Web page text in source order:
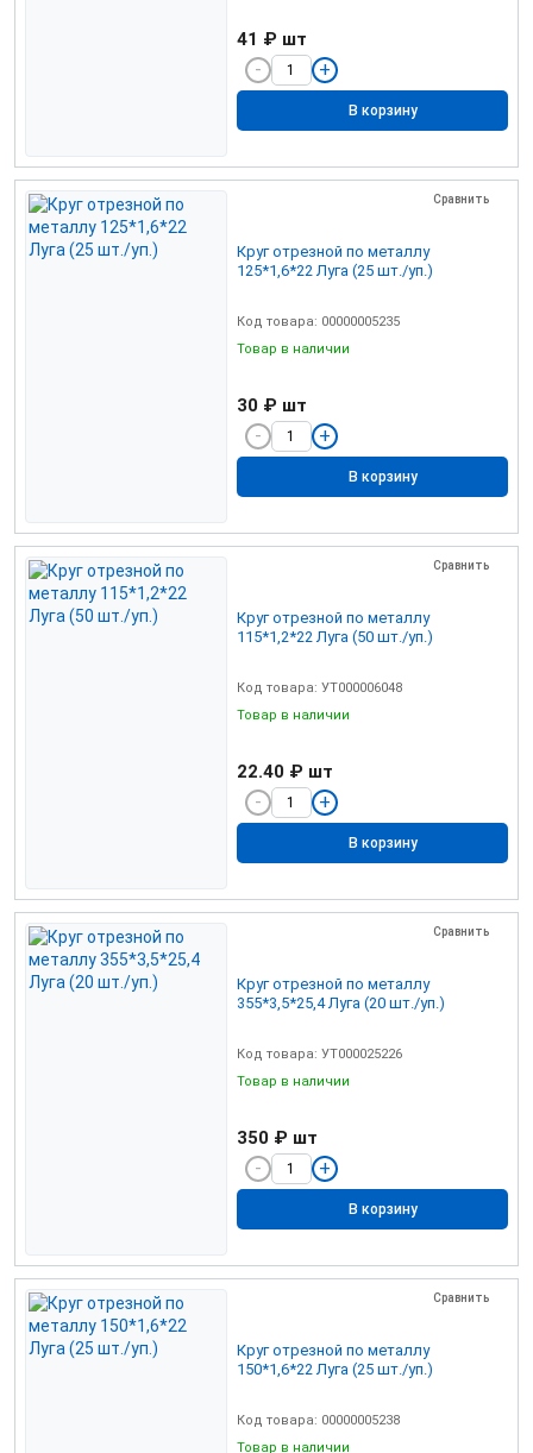
41 ₽ шт
В корзину
Сравнить
Круг отрезной по металлу
125*1,6*22 Луга (25 шт./уп.)
Код товара: 00000005235
Товар в наличии
30 ₽ шт
В корзину
Сравнить
Круг отрезной по металлу
115*1,2*22 Луга (50 шт./уп.)
Код товара: УТ000006048
Товар в наличии
22.40 ₽ шт
В корзину
Сравнить
Круг отрезной по металлу
355*3,5*25,4 Луга (20 шт./уп.)
Код товара: УТ000025226
Товар в наличии
350 ₽ шт
В корзину
Сравнить
Круг отрезной по металлу
150*1,6*22 Луга (25 шт./уп.)
Код товара: 00000005238
Товар в наличии